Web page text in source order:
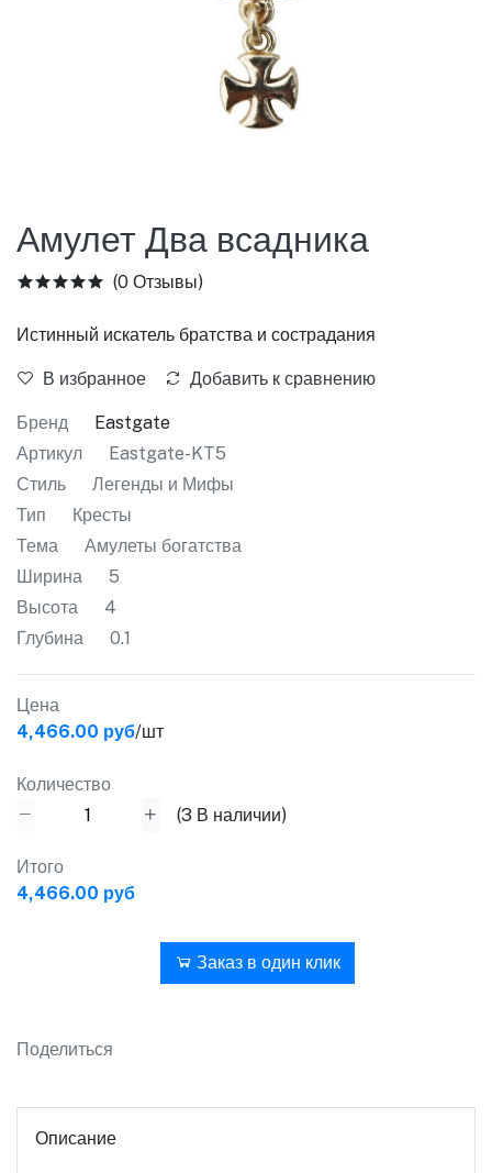
Амулет Два всадника
(0 Отзывы)
Истинный искатель братства и сострадания
В избранное Добавить к сравнению
Бренд
Eastgate
Артикул
Eastgate-KT5
Стиль
Легенды и Мифы
Тип
Кресты
Тема
Амулеты богатства
Ширина
5
Высота
4
Глубина
0.1
Цена
4,466.00 руб/шт
Количество
(3 В наличии)
Итого
4,466.00 руб
Заказ в один клик
Поделиться
Описание